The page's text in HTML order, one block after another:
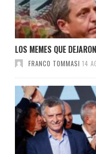
LOS MEMES QUE
FRANCO TOMMASI 14